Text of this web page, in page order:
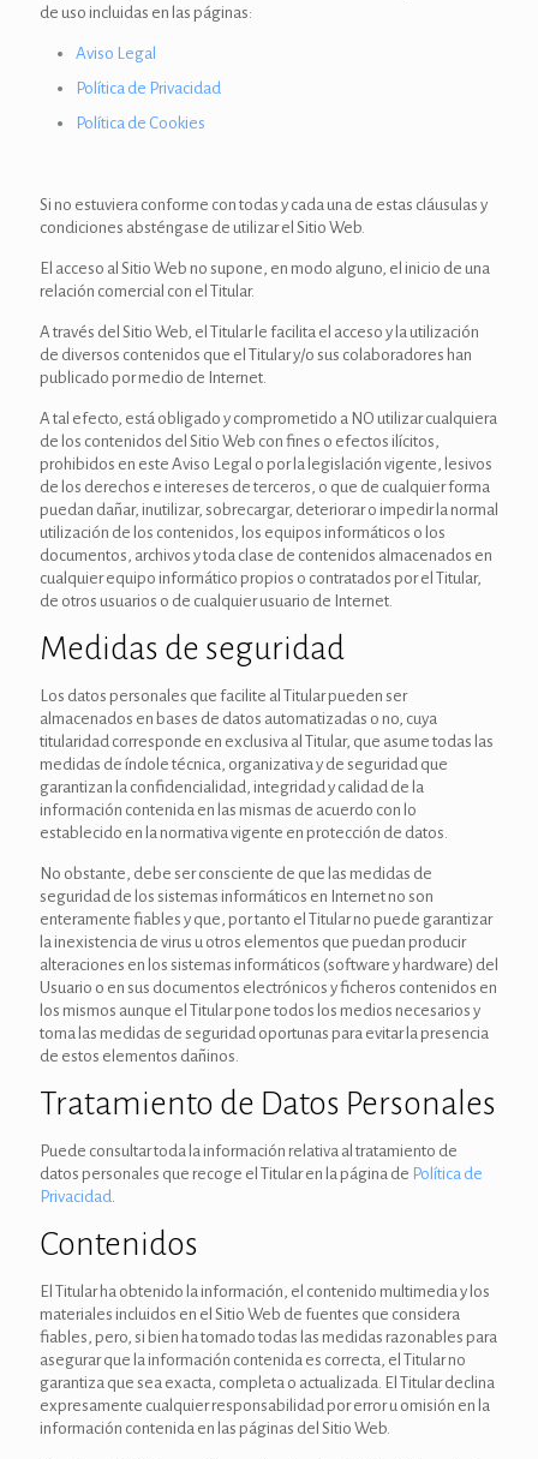
de uso incluidas en las páginas:
Aviso Legal
Política de Privacidad
Política de Cookies
Si no estuviera conforme con todas y cada una de estas cláusulas y
condiciones absténgase de utilizar el Sitio Web.
El acceso al Sitio Web no supone, en modo alguno, el inicio de una
relación comercial con el Titular.
A través del Sitio Web, el Titular le facilita el acceso y la utilización
de diversos contenidos que el Titular y/o sus colaboradores han
publicado por medio de Internet.
A tal efecto, está obligado y comprometido a NO utilizar cualquiera
de los contenidos del Sitio Web con fines o efectos ilícitos,
prohibidos en este Aviso Legal o por la legislación vigente, lesivos
de los derechos e intereses de terceros, o que de cualquier forma
puedan dañar, inutilizar, sobrecargar, deteriorar o impedir la normal
utilización de los contenidos, los equipos informáticos o los
documentos, archivos y toda clase de contenidos almacenados en
cualquier equipo informático propios o contratados por el Titular,
de otros usuarios o de cualquier usuario de Internet.
Medidas de seguridad
Los datos personales que facilite al Titular pueden ser
almacenados en bases de datos automatizadas o no, cuya
titularidad corresponde en exclusiva al Titular, que asume todas las
medidas de índole técnica, organizativa y de seguridad que
garantizan la confidencialidad, integridad y calidad de la
información contenida en las mismas de acuerdo con lo
establecido en la normativa vigente en protección de datos.
No obstante, debe ser consciente de que las medidas de
seguridad de los sistemas informáticos en Internet no son
enteramente fiables y que, por tanto el Titular no puede garantizar
la inexistencia de virus u otros elementos que puedan producir
alteraciones en los sistemas informáticos (software y hardware) del
Usuario o en sus documentos electrónicos y ficheros contenidos en
los mismos aunque el Titular pone todos los medios necesarios y
toma las medidas de seguridad oportunas para evitar la presencia
de estos elementos dañinos.
Tratamiento de Datos Personales
Puede consultar toda la información relativa al tratamiento de
datos personales que recoge el Titular en la página de Política de
Privacidad.
Contenidos
El Titular ha obtenido la información, el contenido multimedia y los
materiales incluidos en el Sitio Web de fuentes que considera
fiables, pero, si bien ha tomado todas las medidas razonables para
asegurar que la información contenida es correcta, el Titular no
garantiza que sea exacta, completa o actualizada. El Titular declina
expresamente cualquier responsabilidad por error u omisión en la
información contenida en las páginas del Sitio Web.